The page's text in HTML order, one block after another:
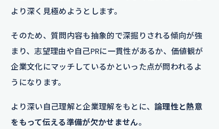
より深く見極めようとします。
そのため、質問内容も抽象的で深掘りされる傾向が強
まり、志望理由や自己PRに一貫性があるか、価値観が
企業文化にマッチしているかといった点が問われるよ
うになります。
より深い自己理解と企業理解をもとに、論理性と熱意
をもって伝える準備が欠かせません。